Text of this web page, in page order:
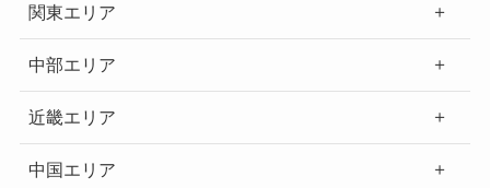
関東エリア
中部エリア
近畿エリア
中国エリア